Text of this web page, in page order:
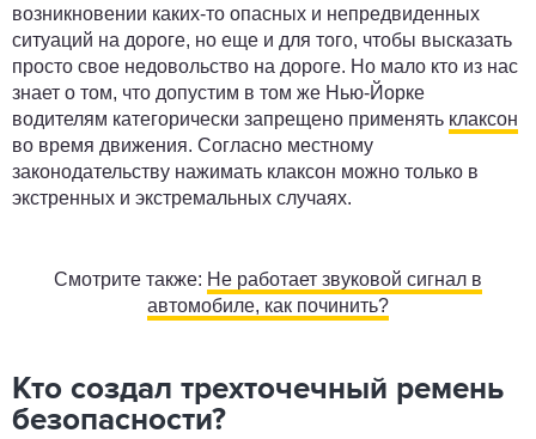
возникновении каких-то опасных и непредвиденных
ситуаций на дороге, но еще и для того, чтобы высказать
просто свое недовольство на дороге. Но мало кто из нас
знает о том, что допустим в том же Нью-Йорке
водителям категорически запрещено применять клаксон
во время движения. Согласно местному
законодательству нажимать клаксон можно только в
экстренных и экстремальных случаях.
Смотрите также: Не работает звуковой сигнал в
автомобиле, как починить?
Кто создал трехточечный ремень
безопасности?